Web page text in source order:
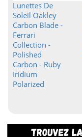
Lunettes De
Soleil Oakley
Carbon Blade -
Ferrari
Collection -
Polished
Carbon - Ruby
Iridium
Polarized